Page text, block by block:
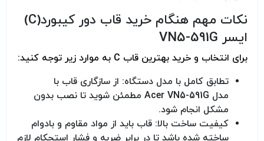
نکات مهم هنگام خرید قاب دور کیبورد(C)
ایسر VN5-591G
برای انتخاب و خرید بهترین قاب C به موارد زیر توجه کنید:
تطابق کامل با مدل دستگاه: از سازگاری قاب با
مدل Acer VN5-591G مطمئن شوید تا نصب بدون
مشکل انجام شود.
کیفیت ساخت بالا: قاب باید از مواد مقاوم و بادوام
ساخته شده باشد تا در برابر ضربه و فشار استحکام لازم